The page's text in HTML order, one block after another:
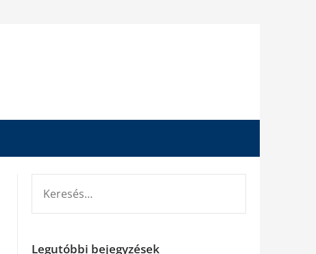
Legutóbbi bejegyzések